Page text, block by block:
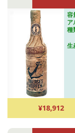
容
ア
種
生
¥18,912